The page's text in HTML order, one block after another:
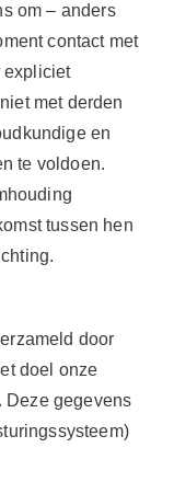
om – anders
contact met
expliciet
met derden
en
te voldoen.
tussen hen
door
doel onze
Deze gegevens